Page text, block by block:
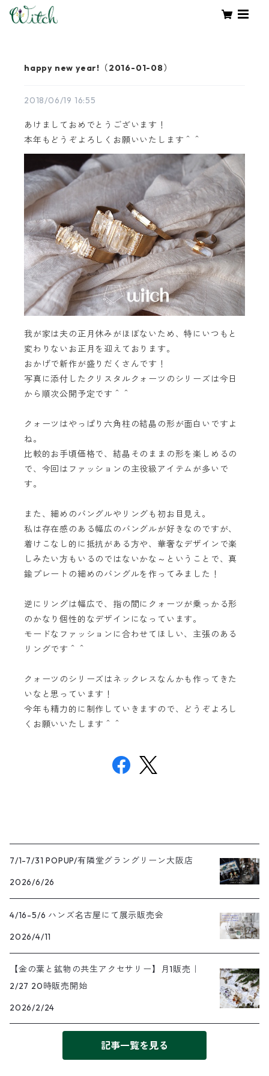
happy new year!（2016-01-08）
2018/06/19 16:55
あけましておめでとうございます！
本年もどうぞよろしくお願いいたします＾＾
我が家は夫の正月休みがほぼないため、特にいつもと
変わりないお正月を迎えております。
おかげで新作が盛りだくさんです！
写真に添付したクリスタルクォーツのシリーズは今日
から順次公開予定です＾＾
クォーツはやっぱり六角柱の結晶の形が面白いですよ
ね。
比較的お手頃価格で、結晶そのままの形を楽しめるの
で、今回はファッションの主役級アイテムが多いで
す。
また、細めのバングルやリングも初お目見え。
私は存在感のある幅広のバングルが好きなのですが、
着けこなし的に抵抗がある方や、華奢なデザインで楽
しみたい方もいるのではないかな～ということで、真
鍮プレートの細めのバングルを作ってみました！
逆にリングは幅広で、指の間にクォーツが乗っかる形
のかなり個性的なデザインになっています。
モードなファッションに合わせてほしい、主張のある
リングです＾＾
クォーツのシリーズはネックレスなんかも作ってきた
いなと思っています！
今年も精力的に制作していきますので、どうぞよろし
くお願いいたします＾＾
7/1-7/31 POPUP/有隣堂グラングリーン大阪店
2026/6/26
4/16-5/6 ハンズ名古屋にて展示販売会
2026/4/11
【金の葉と鉱物の共生アクセサリー】月1販売｜
2/27 20時販売開始
2026/2/24
記事一覧を見る